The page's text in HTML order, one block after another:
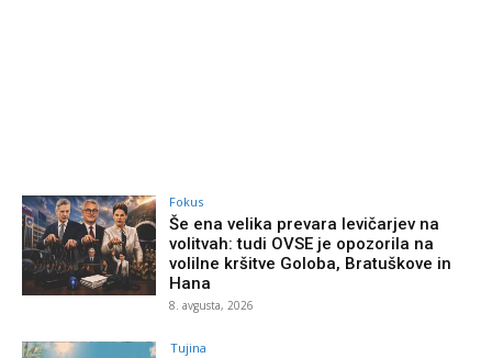
Fokus
Še ena velika prevara levičarjev na
volitvah: tudi OVSE je opozorila na
volilne kršitve Goloba, Bratuškove in
Hana
8. avgusta, 2026
Tujina